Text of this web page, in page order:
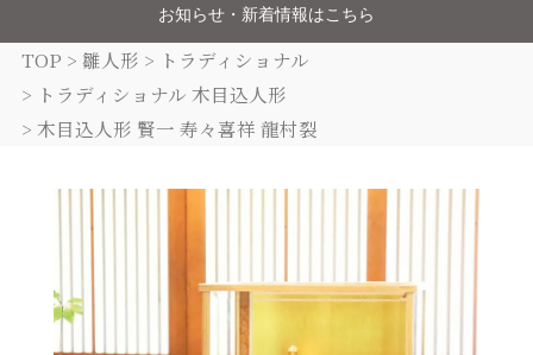
お知らせ・新着情報はこちら
TOP 雛人形
トラディショナル
トラディショナル 木目込人形
木目込人形 賢一 寿々喜祥 龍村裂